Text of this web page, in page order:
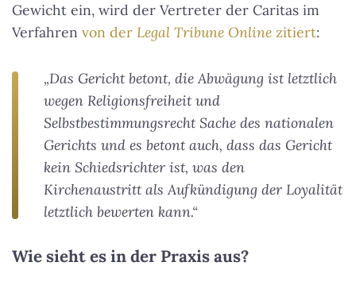
Gewicht ein, wird der Vertreter der Caritas im
Verfahren von der Legal Tribune Online zitiert:
„Das Gericht betont, die Abwägung ist letztlich
wegen Religionsfreiheit und
Selbstbestimmungsrecht Sache des nationalen
Gerichts und es betont auch, dass das Gericht
kein Schiedsrichter ist, was den
Kirchenaustritt als Aufkündigung der Loyalität
letztlich bewerten kann.“
Wie sieht es in der Praxis aus?